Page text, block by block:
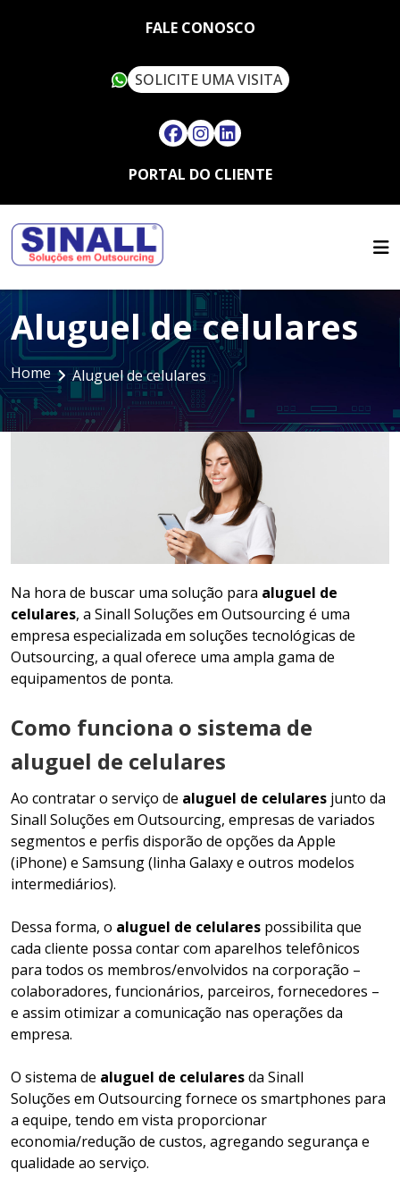
FALE CONOSCO
SOLICITE UMA VISITA
PORTAL DO CLIENTE
QUEM SOMOS
OUTSOURCING
LOCAÇÃO DE IMPRESSORAS
MULTIFUNCIONAIS
LOCAÇÃO DE IMPRESSORAS
TÉRMICAS
LOCAÇÃO DE NOTEBOOKS E
GESTÃO DOCUMENTAL
ASSINATURA DIGITAL
ASSISTÊNCIA TÉCNICA
SUPRIMENTOS
SINALL VERDE
ARTIGOS
FALE CONOSCO
CONTATO
TRABALHE CONOSCO
Aluguel de celulares
Home Aluguel de celulares
Na hora de buscar uma solução para aluguel de
celulares, a Sinall Soluções em Outsourcing é uma
empresa especializada em soluções tecnológicas de
Outsourcing, a qual oferece uma ampla gama de
equipamentos de ponta.
Como funciona o sistema de
aluguel de celulares
Ao contratar o serviço de aluguel de celulares junto da
Sinall Soluções em Outsourcing, empresas de variados
segmentos e perfis disporão de opções da Apple
(iPhone) e Samsung (linha Galaxy e outros modelos
intermediários).
Dessa forma, o aluguel de celulares possibilita que
cada cliente possa contar com aparelhos telefônicos
para todos os membros/envolvidos na corporação –
colaboradores, funcionários, parceiros, fornecedores –
e assim otimizar a comunicação nas operações da
empresa.
O sistema de aluguel de celularesda Sinall
Soluções em Outsourcing fornece os smartphones para
a equipe, tendo em vista proporcionar
economia/redução de custos, agregando segurança e
qualidade ao serviço.